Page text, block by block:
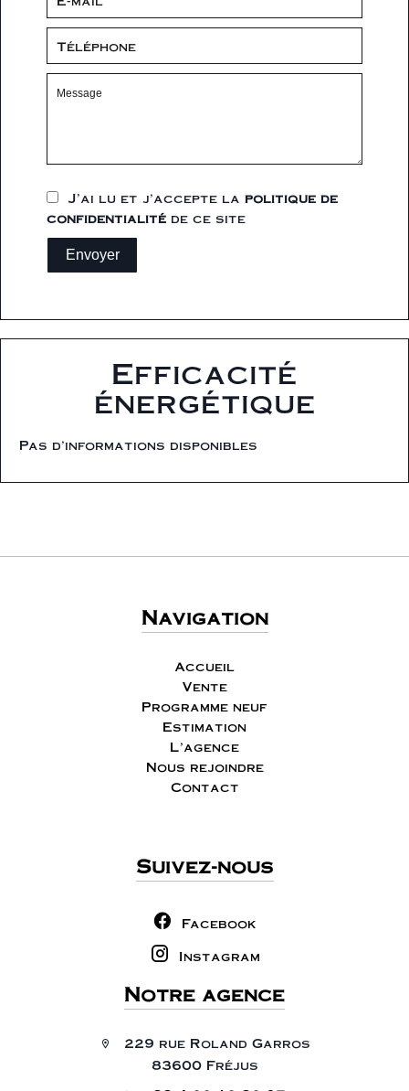
J’ai lu et j'accepte la politique de
confidentialité de ce site
Envoyer
Efficacité
énergétique
Pas d'informations disponibles
Navigation
Accueil
Vente
Programme neuf
Estimation
L'agence
Nous rejoindre
Contact
Suivez-nous
Facebook
Instagram
Notre agence
229 rue Roland Garros
83600 Fréjus